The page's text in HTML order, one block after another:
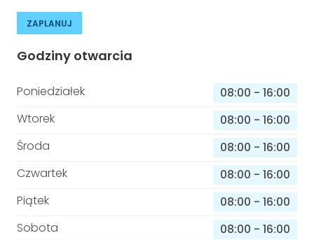
ZAPLANUJ
Godziny otwarcia
Poniedziałek 08:00 - 16:00
Wtorek
08:00 - 16:00
Środa
08:00 - 16:00
Czwartek
08:00 - 16:00
Piątek
08:00 - 16:00
Sobota
08:00 - 16:00